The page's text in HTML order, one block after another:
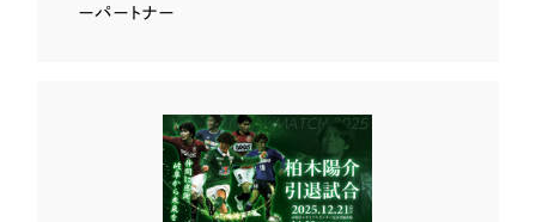
ーパートナー